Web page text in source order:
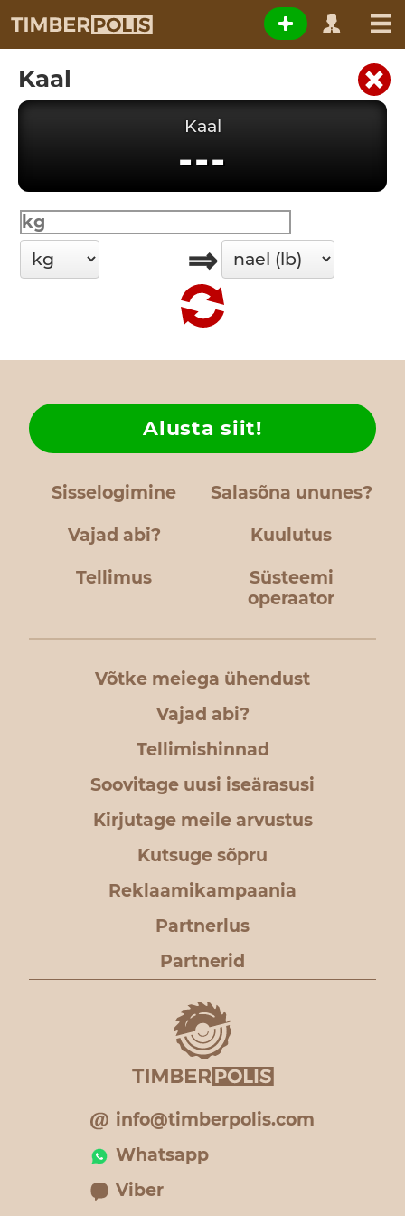
Kaal
Kaal
---
⇒
Sisselogimine Salasõna ununes?
Vajad abi?
Alusta siit!
Kuulutus
Tellimus
Süsteemi
operaator
Võtke meiega ühendust
Vajad abi?
Tellimishinnad
Soovitage uusi iseärasusi
Kirjutage meile arvustus
Kutsuge sõpru
Reklaamikampaania
Partnerlus
Partnerid
info@timberpolis.com
Whatsapp
Viber